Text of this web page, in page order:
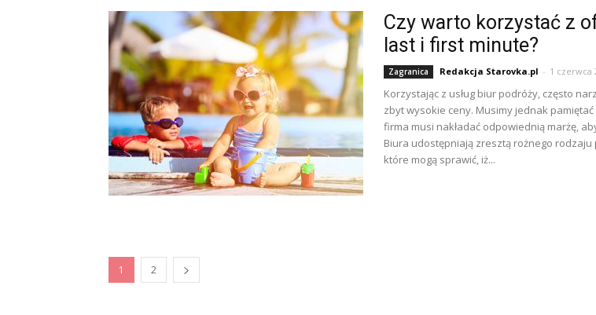
Czy warto korzystać z
last i first minute?
Zagranica Redakcja Starovka.pl - 1 czerwca
Korzystając z usług biur podróży, często
zbyt wysokie ceny. Musimy jednak pamiętać
firma musi nakładać odpowiednią marżę,
Biura udostępniają zresztą rożnego rodzaju
które mogą sprawić, iż...
1 2